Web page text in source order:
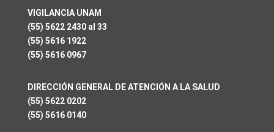
VIGILANCIA UNAM
(55) 5622 2430 al 33
(55) 5616 1922
(55) 5616 0967
DIRECCIÓN GENERAL DE ATENCIÓN A LA SALUD
(55) 5622 0202
(55) 5616 0140